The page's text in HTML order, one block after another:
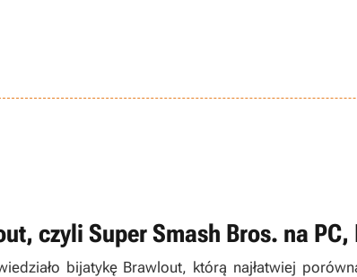
czyli Super Smash Bros. na PC,
bijatykę Brawlout, którą najłatwiej